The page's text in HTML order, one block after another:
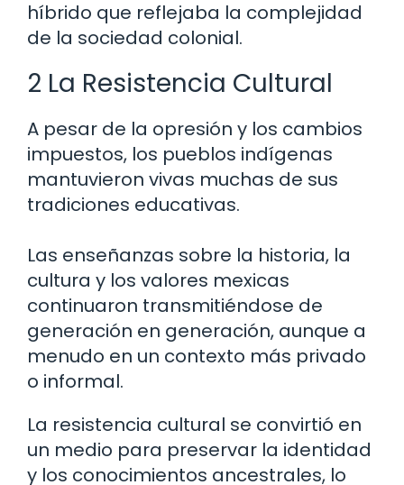
híbrido que reflejaba la complejidad
de la sociedad colonial.
2 La Resistencia Cultural
A pesar de la opresión y los cambios
impuestos, los pueblos indígenas
mantuvieron vivas muchas de sus
tradiciones educativas.
Las enseñanzas sobre la historia, la
cultura y los valores mexicas
continuaron transmitiéndose de
generación en generación, aunque a
menudo en un contexto más privado
o informal.
La resistencia cultural se convirtió en
un medio para preservar la identidad
y los conocimientos ancestrales, lo